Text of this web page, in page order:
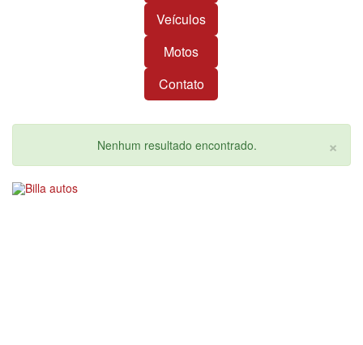
Veículos
Motos
Contato
×
Nenhum resultado encontrado.